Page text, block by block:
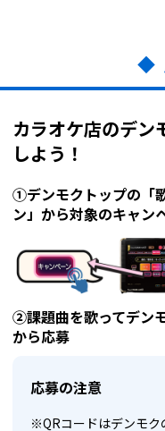
◆
カラオケ店のデ
しよう！
①デンモクトップの「
ン」から対象のキャン
②課題曲を歌ってデン
から応募
応募の注意
※QRコードはデンモク